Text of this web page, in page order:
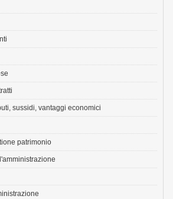
sussidi, vantaggi economici
patrimonio